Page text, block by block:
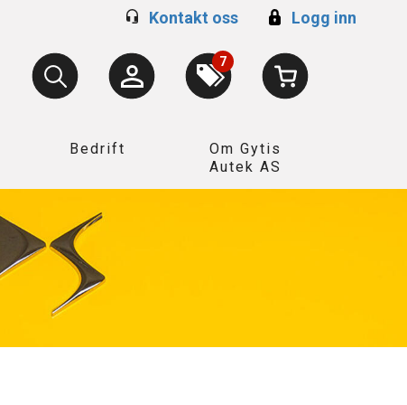
Kontakt oss Logg inn
7
Bedrift
Om Gytis
Autek AS